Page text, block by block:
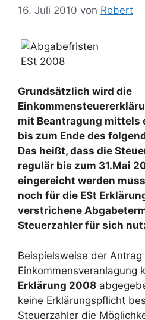
16. Juli 2010 von Robert
Grundsätzlich wird die
mit Beantragung mittels
bis zum Ende des
Das heißt, dass die
regulär bis zum 31.Mai
eingereicht werden
noch für die ESt
verstrichene
Steuerzahler für sich
Beispielsweise der Antrag
Einkommensveranlagung
Erklärung 2008
keine Erklärungspflicht
Steuerzahler die